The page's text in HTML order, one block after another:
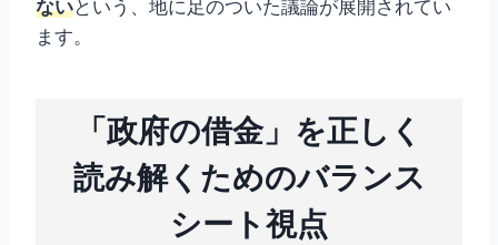
ないという、地に足のついた議論が展開されてい
ます。
「政府の借金」を正しく
読み解くためのバランス
シート視点